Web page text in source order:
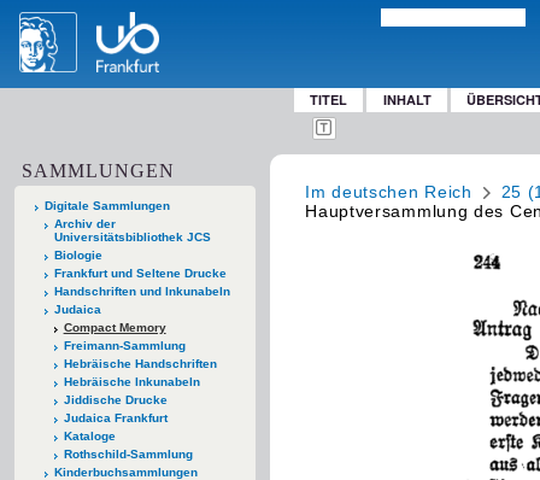
TITEL INHALT
SAMMLUNGEN
Digitale Sammlungen
Archiv der
Universitätsbibliothek JCS
Biologie
Frankfurt und Seltene Drucke
Handschriften und Inkunabeln
Judaica
Compact Memory
Freimann-Sammlung
Hebräische Handschriften
Hebräische Inkunabeln
Jiddische Drucke
Judaica Frankfurt
Kataloge
Rothschild-Sammlung
Kinderbuchsammlungen
Im deutschen Reich
25
Hauptversammlung des